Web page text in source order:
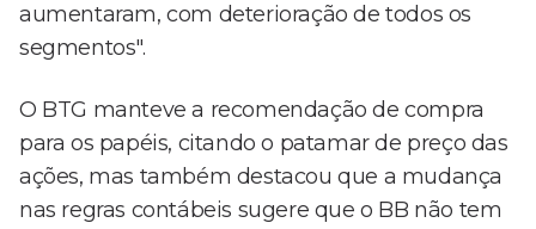
aumentaram, com deterioração de todos os
segmentos".
O BTG manteve a recomendação de compra
para os papéis, citando o patamar de preço das
ações, mas também destacou que a mudança
nas regras contábeis sugere que o BB não tem